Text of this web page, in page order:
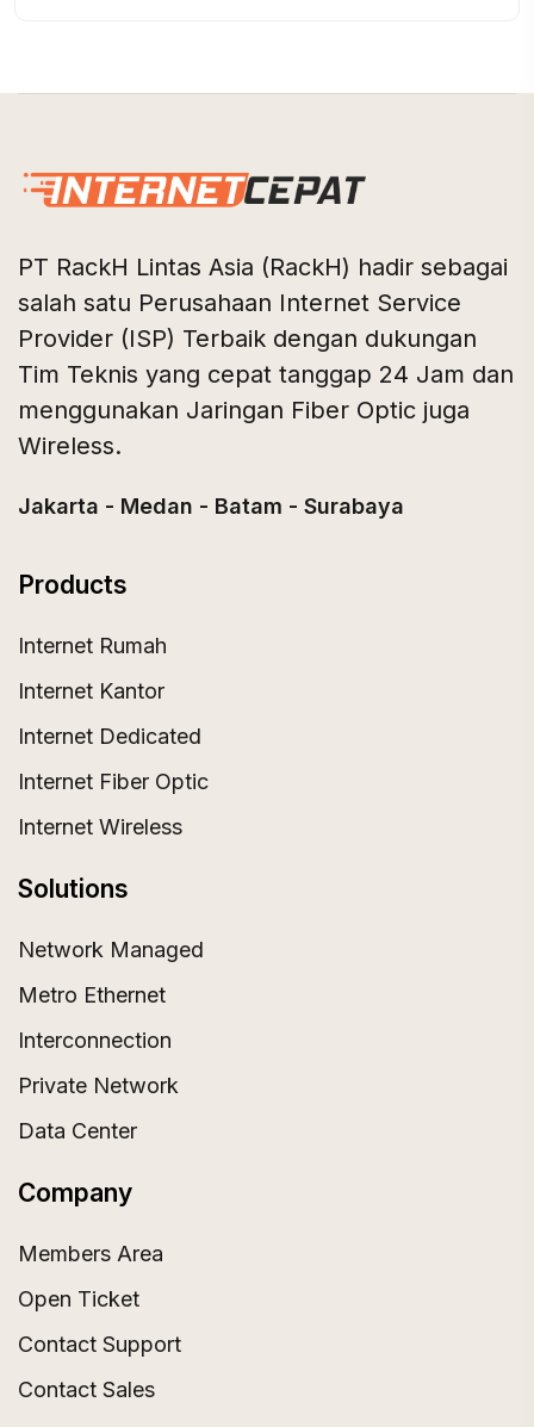
PT RackH Lintas Asia (RackH) hadir sebagai
salah satu Perusahaan Internet Service
Provider (ISP) Terbaik dengan dukungan
Tim Teknis yang cepat tanggap 24 Jam dan
menggunakan Jaringan Fiber Optic juga
Wireless.
Jakarta - Medan - Batam - Surabaya
Products
Internet Rumah
Internet Kantor
Internet Dedicated
Internet Fiber Optic
Internet Wireless
Solutions
Network Managed
Metro Ethernet
Interconnection
Private Network
Data Center
Company
Members Area
Open Ticket
Contact Support
Contact Sales